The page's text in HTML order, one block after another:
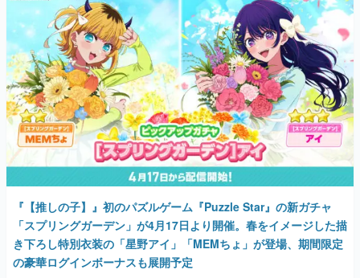
『【推しの子】』初のパズルゲーム『Puzzle Star』の新ガチャ
「スプリングガーデン」が4月17日より開催。春をイメージした描
き下ろし特別衣装の「星野アイ」「MEMちょ」が登場、期間限定
の豪華ログインボーナスも展開予定